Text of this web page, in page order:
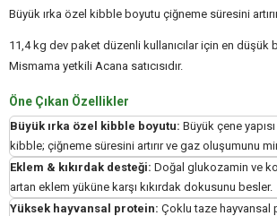
Büyük ırka özel kibble boyutu çiğneme süresini
11,4 kg dev paket düzenli kullanıcılar için en düşük
Mismama yetkili Acana satıcısıdır.
Öne Çıkan Özellikler
Büyük ırka özel kibble boyutu: Büyük çene
kibble; çiğneme süresini artırır ve gaz oluşumunu
Eklem & kıkırdak desteği: Doğal glukozamin ve
artan eklem yüküne karşı kıkırdak dokusunu besler.
Yüksek hayvansal protein: Çoklu taze hayvansal